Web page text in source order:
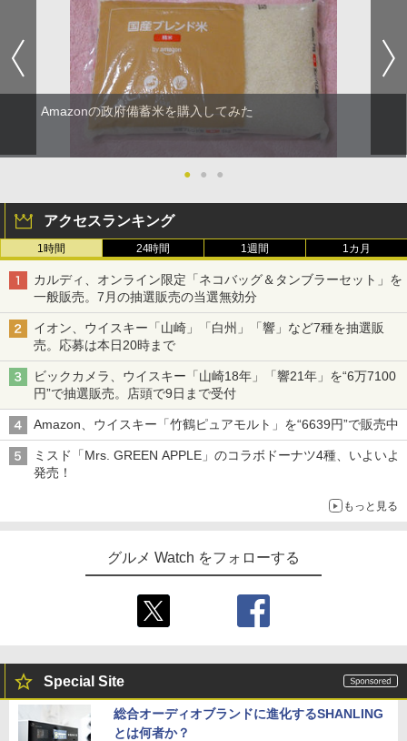
Amazonの政府備蓄米を購入してみた
● ● ●
アクセスランキング
1時間 24時間 1週間 1カ月
カルディ、オンライン限定「ネコバッグ＆タンブラーセット」を
一般販売。7月の抽選販売の当選無効分
イオン、ウイスキー「山崎」「白州」「響」など7種を抽選販
売。応募は本日20時まで
ビックカメラ、ウイスキー「山崎18年」「響21年」を“6万7100
円”で抽選販売。店頭で9日まで受付
Amazon、ウイスキー「竹鶴ピュアモルト」を“6639円”で販売中
ミスド「Mrs. GREEN APPLE」のコラボドーナツ4種、いよいよ
発売！
もっと見る
グルメ Watch をフォローする
Special Site
総合オーディオブランドに進化するSHANLING
とは何者か？